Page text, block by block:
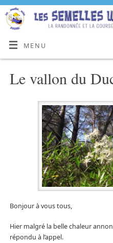
MENU
Le vallon du
Bonjour à vous tous,
Hier malgré la belle chaleur
répondu à l’appel.